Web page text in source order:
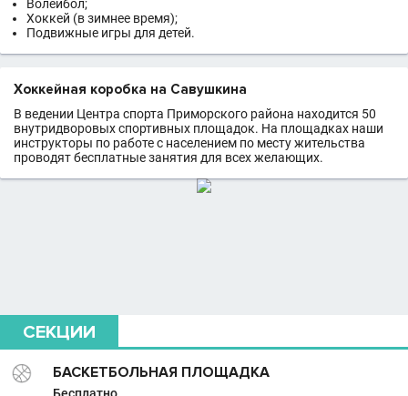
Волейбол;
Хоккей (в зимнее время);
Подвижные игры для детей.
Хоккейная коробка на Савушкина
В ведении Центра спорта Приморского района находится 50
внутридворовых спортивных площадок. На площадках наши
инструкторы по работе с населением по месту жительства
проводят бесплатные занятия для всех желающих.
СЕКЦИИ
БАСКЕТБОЛЬНАЯ ПЛОЩАДКА